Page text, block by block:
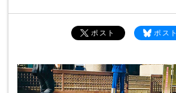
ポスト
ポスト